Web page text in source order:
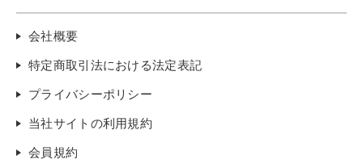
会社概要
特定商取引法における法定表記
プライバシーポリシー
当社サイトの利用規約
会員規約